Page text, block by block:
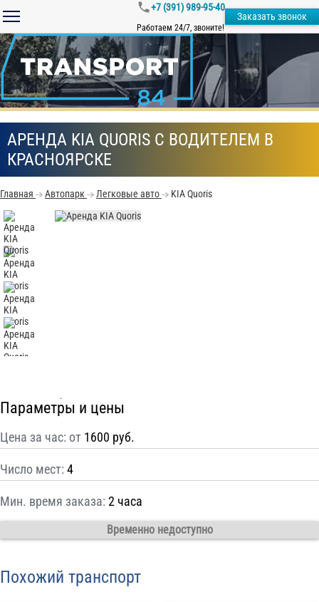
+7 (391) 989-95-40
Работаем 24/7, звоните!
Заказать звонок
АРЕНДА KIA QUORIS С ВОДИТЕЛЕМ В
КРАСНОЯРСКЕ
Главная Автопарк Легковые авто KIA Quoris
Параметры и цены
Цена за час: от 1600 руб.
Число мест: 4
Мин. время заказа: 2 часа
Временно недоступно
Похожий транспорт